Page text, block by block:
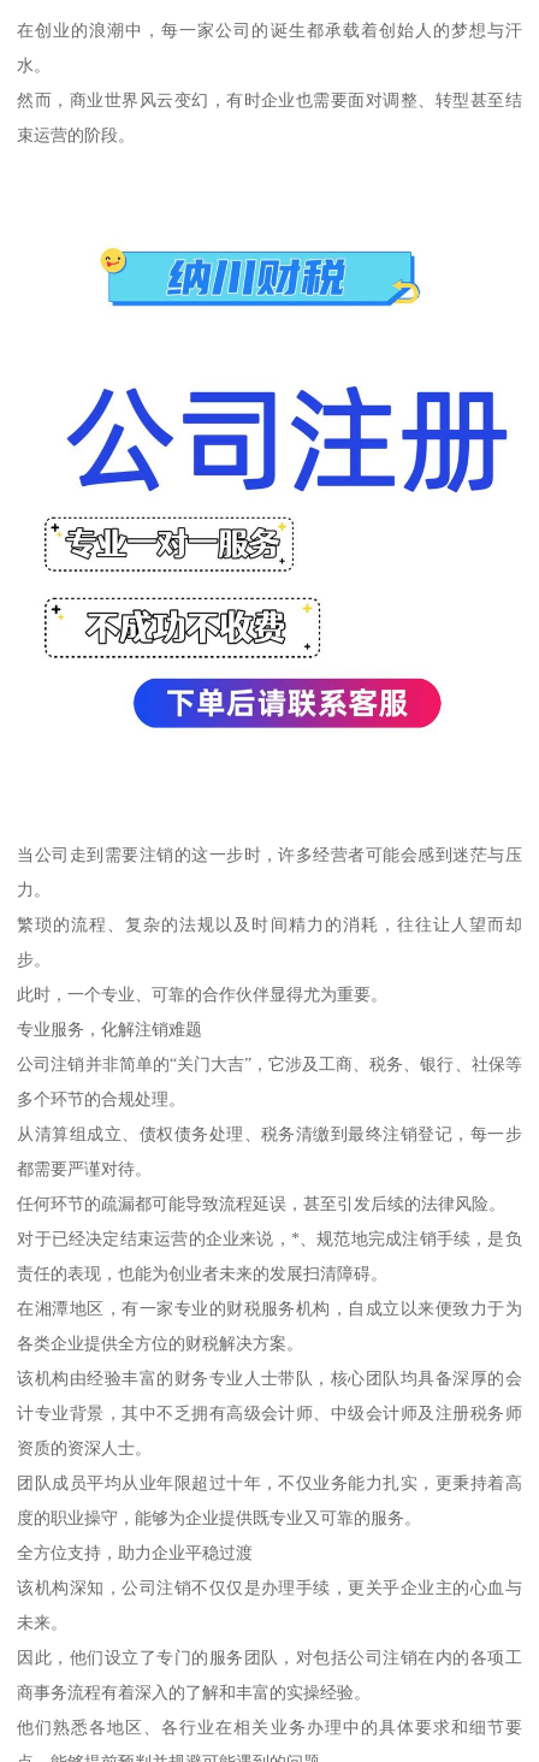
在创业的浪潮中，每一家公司的诞生都承载着创始人的梦想与汗
水。
然而，商业世界风云变幻，有时企业也需要面对调整、转型甚至结
束运营的阶段。
当公司走到需要注销的这一步时，许多经营者可能会感到迷茫与压
力。
繁琐的流程、复杂的法规以及时间精力的消耗，往往让人望而却
步。
此时，一个专业、可靠的合作伙伴显得尤为重要。
专业服务，化解注销难题
公司注销并非简单的“关门大吉”，它涉及工商、税务、银行、社保等
多个环节的合规处理。
从清算组成立、债权债务处理、税务清缴到最终注销登记，每一步
都需要严谨对待。
任何环节的疏漏都可能导致流程延误，甚至引发后续的法律风险。
对于已经决定结束运营的企业来说，*、规范地完成注销手续，是负
责任的表现，也能为创业者未来的发展扫清障碍。
在湘潭地区，有一家专业的财税服务机构，自成立以来便致力于为
各类企业提供全方位的财税解决方案。
该机构由经验丰富的财务专业人士带队，核心团队均具备深厚的会
计专业背景，其中不乏拥有高级会计师、中级会计师及注册税务师
资质的资深人士。
团队成员平均从业年限超过十年，不仅业务能力扎实，更秉持着高
度的职业操守，能够为企业提供既专业又可靠的服务。
全方位支持，助力企业平稳过渡
该机构深知，公司注销不仅仅是办理手续，更关乎企业主的心血与
未来。
因此，他们设立了专门的服务团队，对包括公司注销在内的各项工
商事务流程有着深入的了解和丰富的实操经验。
他们熟悉各地区、各行业在相关业务办理中的具体要求和细节要